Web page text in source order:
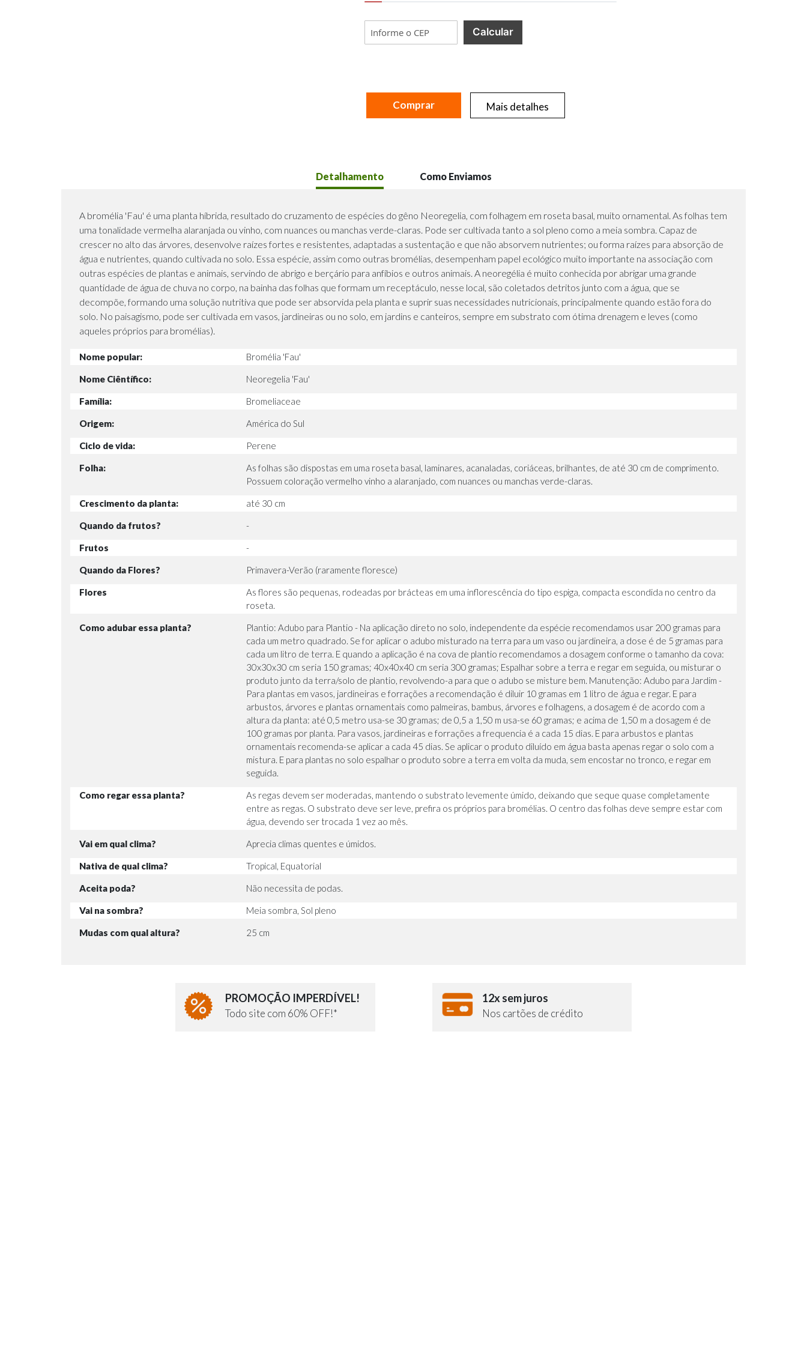
Calcular
Comprar Mais detalhes
Detalhamento
A bromélia 'Fau' é uma planta híbrida, resultado do cruzamento de espécies do gêno Neoregelia, com folhagem em roseta basal, muito ornamental. As folhas tem
uma tonalidade vermelha alaranjada ou vinho, com nuances ou manchas verde-claras. Pode ser cultivada tanto a sol pleno como a meia sombra. Capaz de
crescer no alto das árvores, desenvolve raízes fortes e resistentes, adaptadas a sustentação e que não absorvem nutrientes; ou forma raízes para absorção de
água e nutrientes, quando cultivada no solo. Essa espécie, assim como outras bromélias, desempenham papel ecológico muito importante na associação com
outras espécies de plantas e animais, servindo de abrigo e berçário para anfíbios e outros animais. A neoregélia é muito conhecida por abrigar uma grande
quantidade de água de chuva no corpo, na bainha das folhas que formam um receptáculo, nesse local, são coletados detritos junto com a água, que se
decompõe, formando uma solução nutritiva que pode ser absorvida pela planta e suprir suas necessidades nutricionais, principalmente quando estão fora do
solo. No paisagismo, pode ser cultivada em vasos, jardineiras ou no solo, em jardins e canteiros, sempre em substrato com ótima drenagem e leves (como
aqueles próprios para bromélias).
Nome popular: Bromélia 'Fau'
Nome Ciêntífico: Neoregelia 'Fau'
Família: Bromeliaceae
Origem: América do Sul
Ciclo de vida: Perene
Folha:
As folhas são dispostas em uma roseta basal, laminares, acanaladas, coriáceas, brilhantes, de até 30 cm de comprimento.
Possuem coloração vermelho vinho a alaranjado, com nuances ou manchas verde-claras.
Crescimento da planta: até 30 cm
Quando da frutos? -
Frutos -
Quando da Flores? Primavera-Verão (raramente floresce)
Flores
As flores são pequenas, rodeadas por brácteas em uma inflorescência do tipo espiga, compacta escondida no centro da
roseta.
Como adubar essa planta?
Plantio: Adubo para Plantio - Na aplicação direto no solo, independente da espécie recomendamos usar 200 gramas para
cada um metro quadrado. Se for aplicar o adubo misturado na terra para um vaso ou jardineira, a dose é de 5 gramas para
cada um litro de terra. E quando a aplicação é na cova de plantio recomendamos a dosagem conforme o tamanho da cova:
30x30x30 cm seria 150 gramas; 40x40x40 cm seria 300 gramas; Espalhar sobre a terra e regar em seguida, ou misturar o
produto junto da terra/solo de plantio, revolvendo-a para que o adubo se misture bem. Manutenção: Adubo para Jardim -
Para plantas em vasos, jardineiras e forrações a recomendação é diluir 10 gramas em 1 litro de água e regar. E para
arbustos, árvores e plantas ornamentais como palmeiras, bambus, árvores e folhagens, a dosagem é de acordo com a
altura da planta: até 0,5 metro usa-se 30 gramas; de 0,5 a 1,50 m usa-se 60 gramas; e acima de 1,50 m a dosagem é de
100 gramas por planta. Para vasos, jardineiras e forrações a frequencia é a cada 15 dias. E para arbustos e plantas
ornamentais recomenda-se aplicar a cada 45 dias. Se aplicar o produto diluído em água basta apenas regar o solo com a
mistura. E para plantas no solo espalhar o produto sobre a terra em volta da muda, sem encostar no tronco, e regar em
seguida.
Como regar essa planta?
As regas devem ser moderadas, mantendo o substrato levemente úmido, deixando que seque quase completamente
entre as regas. O substrato deve ser leve, prefira os próprios para bromélias. O centro das folhas deve sempre estar com
água, devendo ser trocada 1 vez ao mês.
Vai em qual clima? Aprecia climas quentes e úmidos.
Nativa de qual clima? Tropical, Equatorial
Aceita poda? Não necessita de podas.
Vai na sombra? Meia sombra, Sol pleno
Mudas com qual altura? 25 cm
Como Enviamos
PROMOÇÃO IMPERDÍVEL!
Todo site com 60% OFF!*
12x sem juros
Nos cartões de crédito